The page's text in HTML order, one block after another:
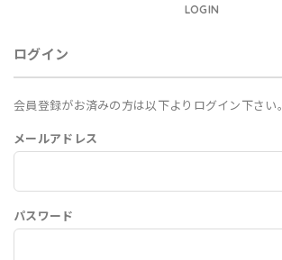
LOGIN
ログイン
会員登録がお済みの方は以下よりログイン下さい。
メールアドレス
パスワード